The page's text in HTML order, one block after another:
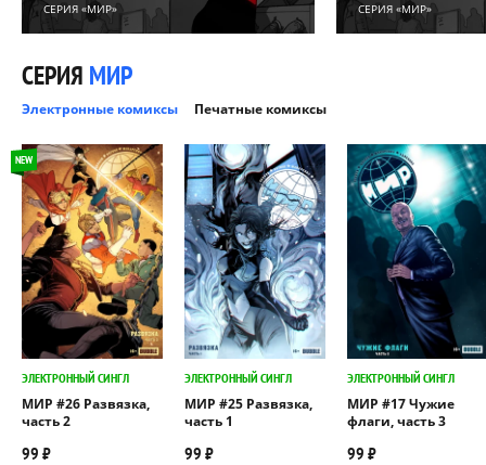
СЕРИЯ «МИР» СЕРИЯ «МИР»
СЕРИЯ МИР
Электронные комиксы Печатные комиксы
NEW
ЭЛЕКТРОННЫЙ СИНГЛ
МИР #26 Развязка,
часть 2
99 ₽
ЭЛЕКТРОННЫЙ СИНГЛ
МИР #25 Развязка,
часть 1
99 ₽
ЭЛЕКТРОННЫЙ СИНГЛ
МИР #17 Чужие
флаги, часть 3
99 ₽